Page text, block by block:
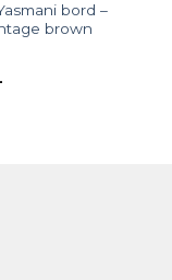
bord –
brown